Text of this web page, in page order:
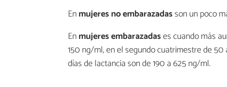
Enmujeres no embarazadasson un poco
Enmujeres embarazadases cuando más
150 ng/ml, en el segundo cuatrimestre de
días de lactancia son de 190 a 625 ng/ml.